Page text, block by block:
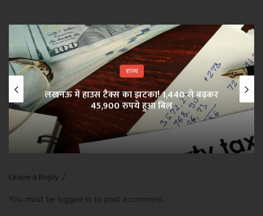
राज्य
लखनऊ में हाउस टैक्स का झटका! 1,440 से बढ़कर
45,900 रुपये हुआ बिल
Leave a Reply
You must be logged in to post a comment.